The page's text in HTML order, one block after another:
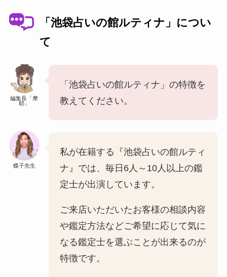
「池袋占いの館ルティナ」につい
て
編集長「摩
耶」
「池袋占いの館ルティナ」の特徴を
教えてください。
蝶子先生
私が在籍する『池袋占いの館ルティ
ナ』では、毎日6人～10人以上の鑑
定士が出演しています。
ご来店いただいたお客様の相談内容
や鑑定方法などご希望に応じて気に
なる鑑定士を選ぶことが出来るのが
特徴です。